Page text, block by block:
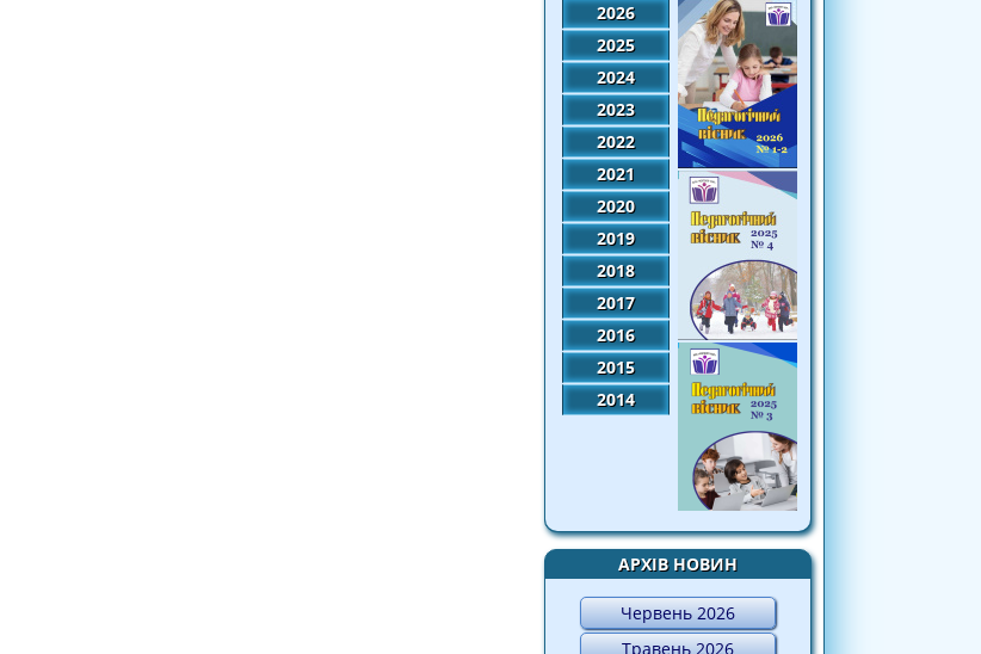
2026
2025
2024
2023
2022
2021
2020
2019
2018
2017
2016
2015
2014
АРХІВ НОВИН
Червень 2026
Травень 2026